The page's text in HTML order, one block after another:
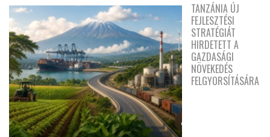
TANZÁNIA ÚJ
FEJLESZTÉSI
STRATÉGIÁT
HIRDETETT A
GAZDASÁGI
NÖVEKEDÉS
FELGYORSÍTÁSÁRA